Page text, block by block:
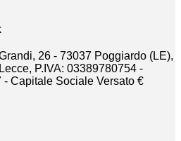
26 - 73037 Poggiardo (LE),
P.IVA: 03389780754 -
- Capitale Sociale Versato €